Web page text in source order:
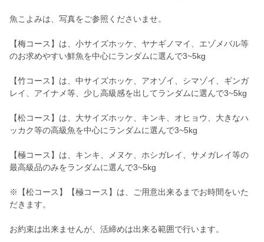
魚こよみは、写真をご参照くださいませ。
【梅コース】は、小サイズホッケ、ヤナギノマイ、エゾメバル等
のお求めやすい鮮魚を中心にランダムに選んで3~5kg
【竹コース】は、中サイズホッケ、アオゾイ、シマゾイ、ギンガ
レイ、アイナメ等、少し高級感を出してランダムに選んで3~5kg
【松コース】は、大サイズホッケ、キンキ、オヒョウ、大きなハ
ッカク等の高級魚を中心にランダムに選んで3~5kg
【極コース】は、キンキ、メヌケ、ホシガレイ、サメガレイ等の
最高級品のみをランダムに選んで3~5kg
※【松コース】【極コース】は、ご用意出来るまでお時間をいた
だきます。
お約束は出来ませんが、活締めは出来る範囲で行います。